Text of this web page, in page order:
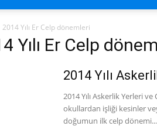
2014 Yılı Er Celp dönemleri
Yılı Er Celp
2014 Yılı
2014 Yılı Askerlik Yerleri
okullardan işliği kesinler
doğumun ilk celp dönemi...